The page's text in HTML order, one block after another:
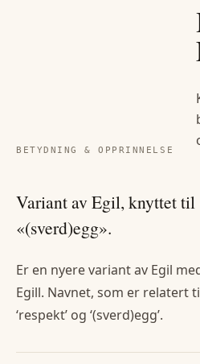
BETYDNING & OPPRINNELSE
Variant av Egil, knyttet til
«(sverd)egg».
Er en nyere variant av Egil
Egill. Navnet, som er relatert
‘respekt’ og ‘(sverd)egg’.